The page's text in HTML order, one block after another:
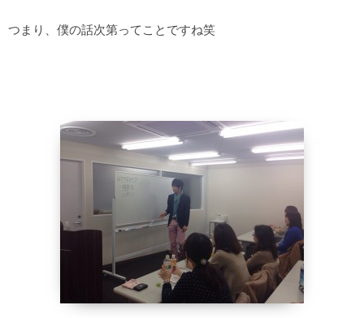
つまり、僕の話次第ってことですね笑